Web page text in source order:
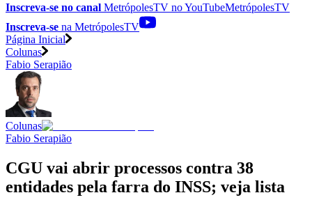
Inscreva-se no canal MetrópolesTV noYouTubeMetrópolesTV
Inscreva-se na MetrópolesTV
Página Inicial
Colunas
Fabio Serapião
Colunas
Fabio Serapião
CGU vai abrir processos contra 38
entidades pela farra do INSS; veja lista